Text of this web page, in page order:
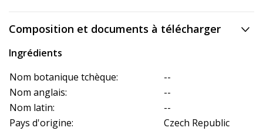
Composition et documents à télécharger
Ingrédients
Nom botanique tchèque:
--
Nom anglais:
--
Nom latin:
--
Pays d'origine:
Czech Republic